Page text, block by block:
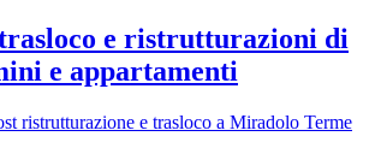
e ristrutturazioni di
e appartamenti
ristrutturazione e trasloco a Miradolo Terme